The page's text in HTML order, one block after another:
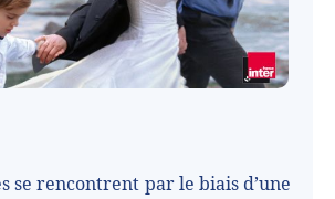
se rencontrent par le biais d’une